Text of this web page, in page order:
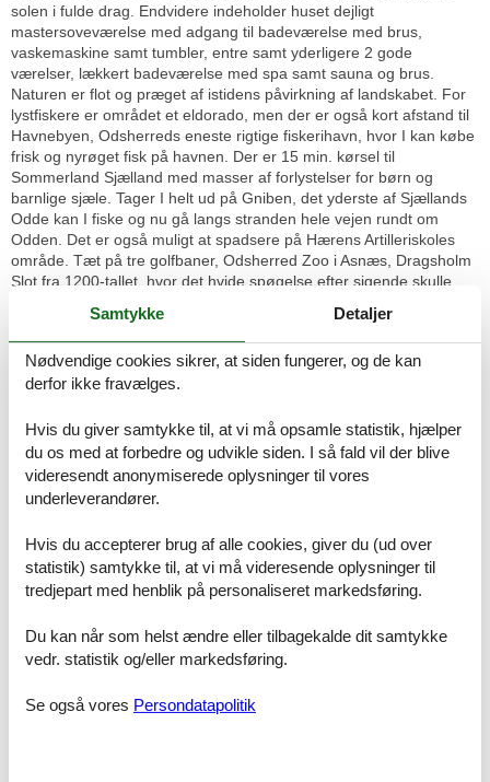
solen i fulde drag. Endvidere indeholder huset dejligt
mastersoveværelse med adgang til badeværelse med brus,
vaskemaskine samt tumbler, entre samt yderligere 2 gode
værelser, lækkert badeværelse med spa samt sauna og brus.
Naturen er flot og præget af istidens påvirkning af landskabet. For
lystfiskere er området et eldorado, men der er også kort afstand til
Havnebyen, Odsherreds eneste rigtige fiskerihavn, hvor I kan købe
frisk og nyrøget fisk på havnen. Der er 15 min. kørsel til
Sommerland Sjælland med masser af forlystelser for børn og
barnlige sjæle. Tager I helt ud på Gniben, det yderste af Sjællands
Odde kan I fiske og nu gå langs stranden hele vejen rundt om
Odden. Det er også muligt at spadsere på Hærens Artilleriskoles
område. Tæt på tre golfbaner, Odsherred Zoo i Asnæs, Dragsholm
Slot fra 1200-tallet, hvor det hvide spøgelse efter sigende skulle
bugten, hvor man også kan få en kulinarisk oplevelse med lokale
råvarer. Et besøg værd er også Nykøbing Sjælland by som har
talrige indkøbsmuligheder med flere supermarkeder og en hyggelig
gågade med specialforretninger og caféer, eller tag til Rørvig og
friskfangede og nyrøgede fisk hver dag, mens børnene fanger
krabber fra molen.
Rumindretning
Feriebolig
Soveværelse, 9 m², 2 personer
Soveværelse, 7 m², 2 personer
Dobbeltseng
Soveværelse, 7 m², 2 personer
Dobbeltseng
Badeværelse, 8 m²
WC. Varmt og koldt vand, Bruser
Samtykke Detaljer
Nødvendige cookies sikrer, at siden fungerer, og de kan
derfor ikke fravælges.
Hvis du giver samtykke til, at vi må opsamle statistik, hjælper
du os med at forbedre og udvikle siden. I så fald vil der blive
videresendt anonymiserede oplysninger til vores
underleverandører.
Hvis du accepterer brug af alle cookies, giver du (ud over
statistik) samtykke til, at vi må videresende oplysninger til
tredjepart med henblik på personaliseret markedsføring.
Du kan når som helst ændre eller tilbagekalde dit samtykke
vedr. statistik og/eller markedsføring.
Se også vores Persondatapolitik